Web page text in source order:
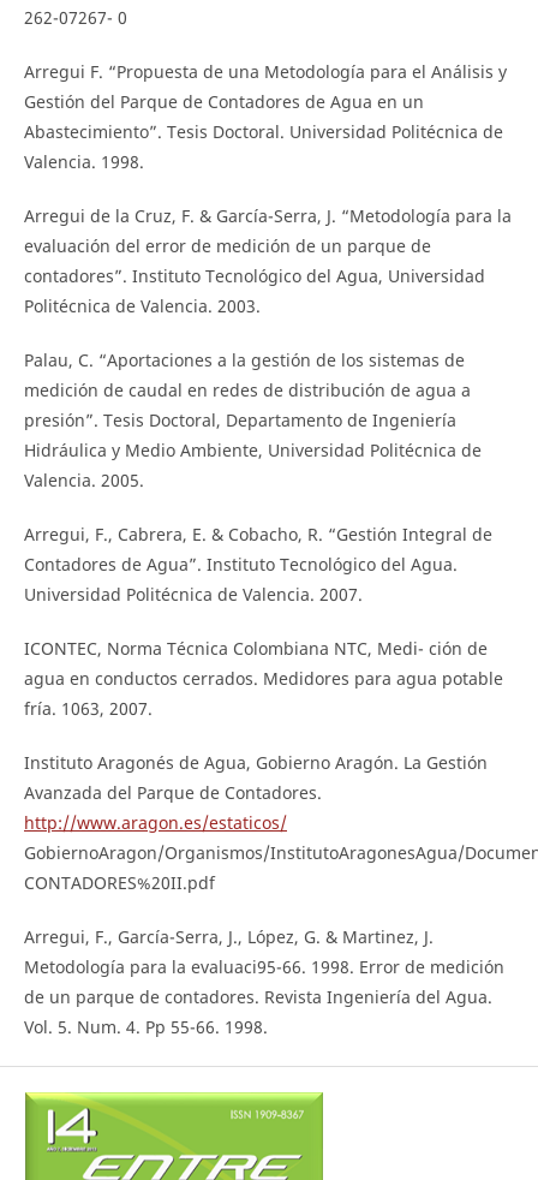
262-07267- 0
Arregui F. “Propuesta de una Metodología para el Análisis y
Gestión del Parque de Contadores de Agua en un
Abastecimiento”. Tesis Doctoral. Universidad Politécnica de
Valencia. 1998.
Arregui de la Cruz, F. & García-Serra, J. “Metodología para la
evaluación del error de medición de un parque de
contadores”. Instituto Tecnológico del Agua, Universidad
Politécnica de Valencia. 2003.
Palau, C. “Aportaciones a la gestión de los sistemas de
medición de caudal en redes de distribución de agua a
presión”. Tesis Doctoral, Departamento de Ingeniería
Hidráulica y Medio Ambiente, Universidad Politécnica de
Valencia. 2005.
Arregui, F., Cabrera, E. & Cobacho, R. “Gestión Integral de
Contadores de Agua”. Instituto Tecnológico del Agua.
Universidad Politécnica de Valencia. 2007.
ICONTEC, Norma Técnica Colombiana NTC, Medi- ción de
agua en conductos cerrados. Medidores para agua potable
fría. 1063, 2007.
Instituto Aragonés de Agua, Gobierno Aragón. La Gestión
Avanzada del Parque de Contadores.
http://www.aragon.es/estaticos/
GobiernoAragon/Organismos/InstitutoAragonesAgua/
CONTADORES%20II.pdf
Arregui, F., García-Serra, J., López, G. & Martinez, J.
Metodología para la evaluaci95-66. 1998. Error de medición
de un parque de contadores. Revista Ingeniería del Agua.
Vol. 5. Num. 4. Pp 55-66. 1998.